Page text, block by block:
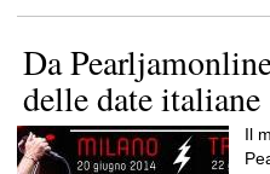
Da
delle date italiane
Il